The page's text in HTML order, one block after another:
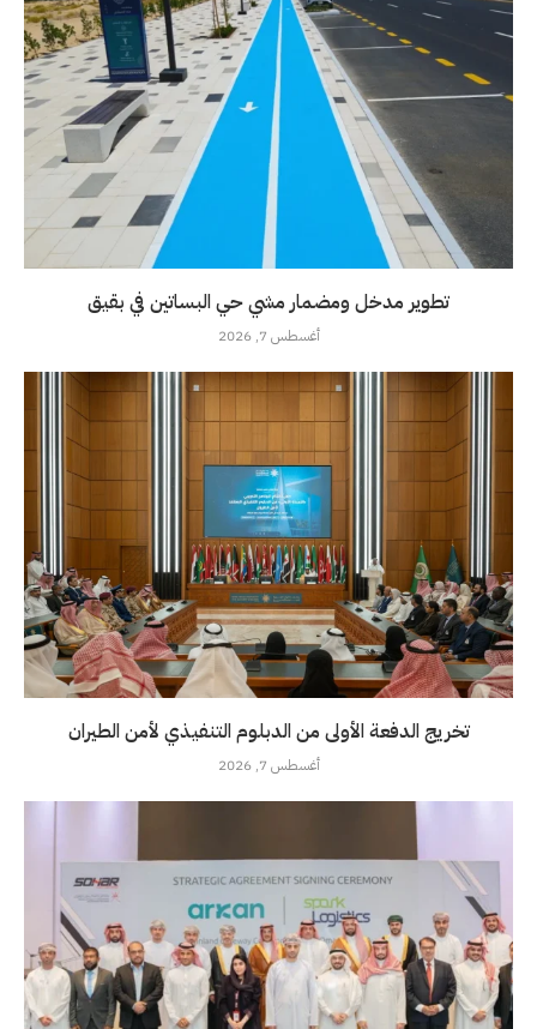
تطوير مدخل ومضمار مشي حي البساتين في بقيق
أغسطس 7, 2026
تخريج الدفعة الأولى من الدبلوم التنفيذي لأمن الطيران
أغسطس 7, 2026